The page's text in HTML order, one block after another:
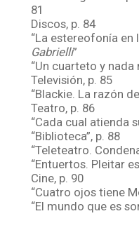
81
Discos, p. 84
“La estereofonía en
Gabrielli”
“Un cuarteto y nada
Televisión, p. 85
“Blackie. La razón
Teatro, p. 86
“Cada cual atienda
“Biblioteca”, p. 88
“Teleteatro.
“Entuertos. Pleitar
Cine, p. 90
“Cuatro ojos tiene
“El mundo que es